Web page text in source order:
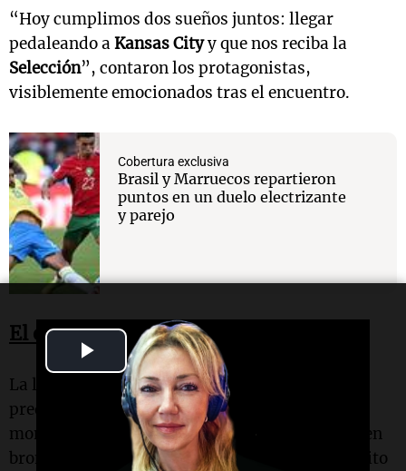
Play
Video
“Hoy cumplimos dos sueños juntos: llegar
pedaleando aKansas Cityy que nos reciba la
Selección”, contaron los protagonistas,
visiblemente emocionados tras el encuentro.
Cobertura exclusiva
Brasil y Marruecos repartieron
puntos en un duelo electrizante
y parejo
El encuentro con la “Scaloneta”
La llegada no pasó desapercibida dentro del
predio. Los ciclistas pudieron compartir un
momento con el entrenadorLionel Scaloni
, quien
bromeó con ellos al calificarlos como “un poquito